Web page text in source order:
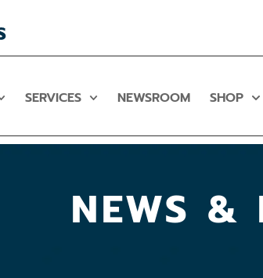
SERVICES NEWSROOM SHOP
NEWS &